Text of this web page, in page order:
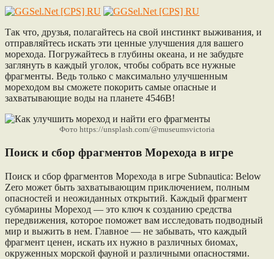
Так что, друзья, полагайтесь на свой инстинкт выживания, и
отправляйтесь искать эти ценные улучшения для вашего
морехода. Погружайтесь в глубины океана, и не забудьте
заглянуть в каждый уголок, чтобы собрать все нужные
фрагменты. Ведь только с максимально улучшенным
мореходом вы сможете покорить самые опасные и
захватывающие воды на планете 4546B!
Фото https://unsplash.com/@museumsvictoria
Поиск и сбор фрагментов Морехода в игре
Поиск и сбор фрагментов Морехода в игре Subnautica: Below
Zero может быть захватывающим приключением, полным
опасностей и неожиданных открытий. Каждый фрагмент
субмарины Мореход — это ключ к созданию средства
передвижения, которое поможет вам исследовать подводный
мир и выжить в нем. Главное — не забывать, что каждый
фрагмент ценен, искать их нужно в различных биомах,
окруженных морской фауной и различными опасностями.